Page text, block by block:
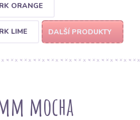
ORANGE
LIME DALŠÍ PRODUKTY
mocha